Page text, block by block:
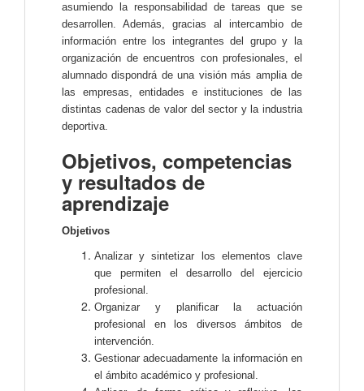
asumiendo la responsabilidad de tareas que se
desarrollen. Además, gracias al intercambio de
información entre los integrantes del grupo y la
organización de encuentros con profesionales, el
alumnado dispondrá de una visión más amplia de
las empresas, entidades e instituciones de las
distintas cadenas de valor del sector y la industria
deportiva.
Objetivos, competencias
y resultados de
aprendizaje
Objetivos
Analizar y sintetizar los elementos clave
que permiten el desarrollo del ejercicio
profesional.
Organizar y planificar la actuación
profesional en los diversos ámbitos de
intervención.
Gestionar adecuadamente la información en
el ámbito académico y profesional.